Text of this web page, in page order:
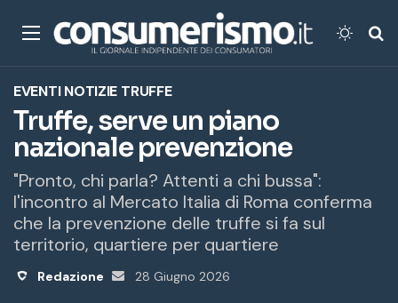
Menu
EVENTI NOTIZIE TRUFFE
Truffe, serve un piano
nazionale prevenzione
"Pronto, chi parla? Attenti a chi bussa":
l'incontro al Mercato Italia di Roma conferma
che la prevenzione delle truffe si fa sul
territorio, quartiere per quartiere
Redazione
Invia
28 Giugno 2026